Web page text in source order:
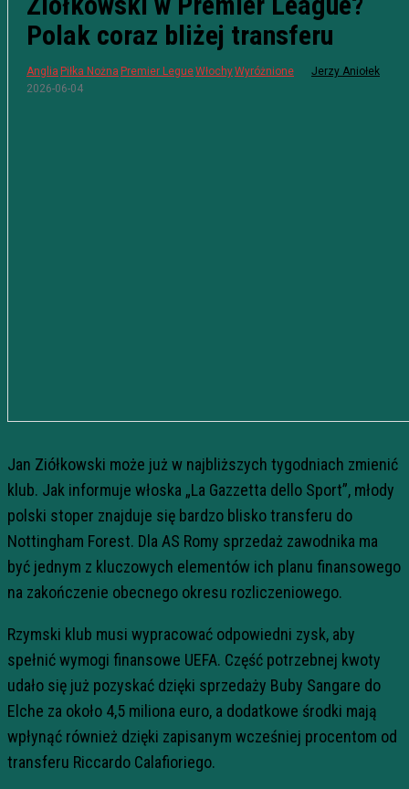
Polak coraz bliżej transferu
Anglia Piłka Nożna Premier LegueWłochyWyróżnione
Jerzy Aniołek
2026-06-04
Jan Ziółkowski może już w najbliższych tygodniach zmienić
klub. Jak informuje włoska „La Gazzetta dello Sport”, młody
polski stoper znajduje się bardzo blisko transferu do
Nottingham Forest. Dla AS Romy sprzedaż zawodnika ma
być jednym z kluczowych elementów ich planu finansowego
na zakończenie obecnego okresu rozliczeniowego.
Rzymski klub musi wypracować odpowiedni zysk, aby
spełnić wymogi finansowe UEFA. Część potrzebnej kwoty
udało się już pozyskać dzięki sprzedaży Buby Sangare do
Elche za około 4,5 miliona euro, a dodatkowe środki mają
wpłynąć również dzięki zapisanym wcześniej procentom od
transferu Riccardo Calafioriego.